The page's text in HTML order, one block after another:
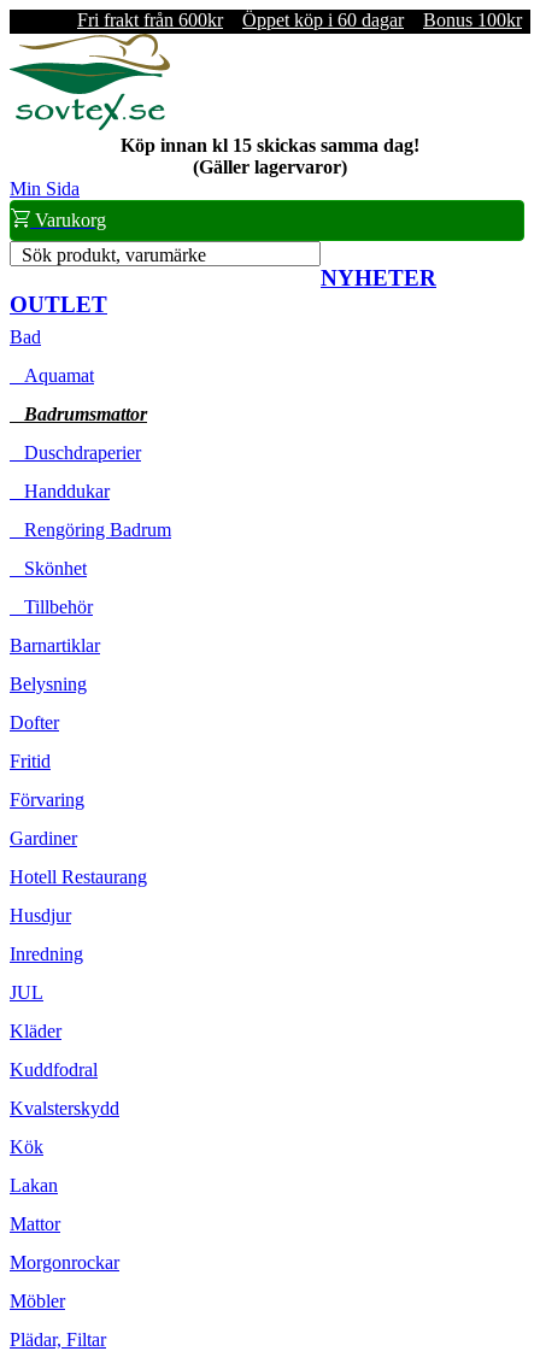
Fri frakt från 600kr Öppet köp i 60 dagar Bonus 100kr
Köp innan kl 15 skickas samma dag!
(Gäller lagervaror)
Min Sida
Varukorg
Sök produkt, varumärke
NYHETER
OUTLET
Bad
Aquamat
Badrumsmattor
Duschdraperier
Handdukar
Rengöring Badrum
Skönhet
Tillbehör
Barnartiklar
Belysning
Dofter
Fritid
Förvaring
Gardiner
Hotell Restaurang
Husdjur
Inredning
JUL
Kläder
Kuddfodral
Kvalsterskydd
Kök
Lakan
Mattor
Morgonrockar
Möbler
Plädar, Filtar